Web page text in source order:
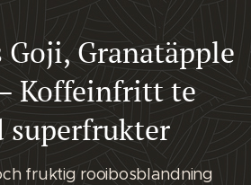
Granatäpple
Koffeinfritt te
superfrukter
fruktig rooibosblandning